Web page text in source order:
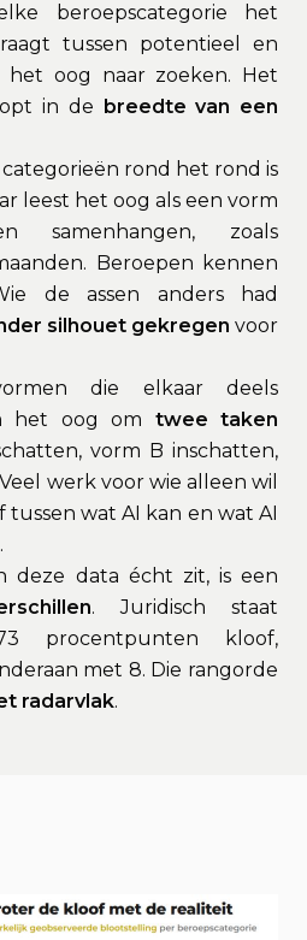
beroepscategorie het
tussen potentieel en
het oog naar zoeken. Het
in de breedte van een
rond het rond is
leest het oog als een vorm
samenhangen, zoals
Beroepen kennen
de assen anders had
silhouet gekregen voor
die elkaar deels
het oog om twee taken
vorm B inschatten,
werk voor wie alleen wil
wat AI kan en wat AI
.
deze data écht zit, is een
. Juridisch staat
procentpunten kloof,
met 8. Die rangorde
radarvlak.